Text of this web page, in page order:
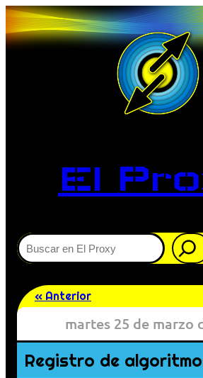
El
Buscar
« Anterior
martes 25 de marzo
Registro de